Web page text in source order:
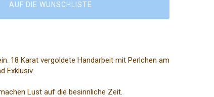
AUF DIE WUNSCHLISTE
18 Karat vergoldete Handarbeit mit Perlchen am
Exklusiv.
Lust auf die besinnliche Zeit.